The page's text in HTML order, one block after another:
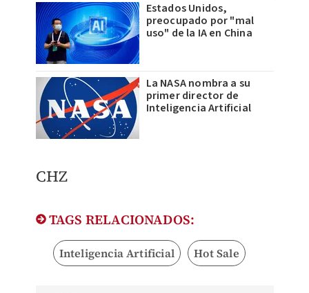
Estados Unidos,
preocupado por "mal
uso" de la IA en China
La NASA nombra a su
primer director de
Inteligencia Artificial
CHZ
TAGS RELACIONADOS:
Inteligencia Artificial Hot Sale